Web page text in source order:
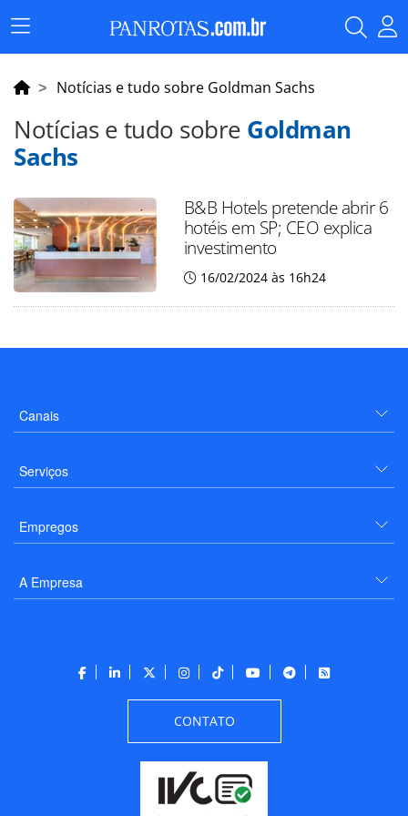
Menu
Principal
Notícias e tudo sobre Goldman Sachs
Notícias e tudo sobre Goldman
Sachs
B&B Hotels pretende abrir 6
hotéis em SP; CEO explica
investimento
16/02/2024 às 16h24
Canais
Serviços
Empregos
A Empresa
CONTATO